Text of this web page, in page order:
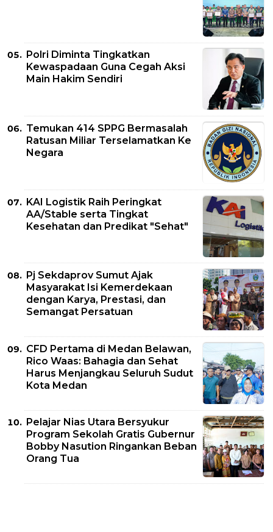
Polri Diminta Tingkatkan
Kewaspadaan Guna Cegah Aksi
Main Hakim Sendiri
Temukan 414 SPPG Bermasalah
Ratusan Miliar Terselamatkan Ke
Negara
KAI Logistik Raih Peringkat
AA/Stable serta Tingkat
Kesehatan dan Predikat "Sehat"
Pj Sekdaprov Sumut Ajak
Masyarakat Isi Kemerdekaan
dengan Karya, Prestasi, dan
Semangat Persatuan
CFD Pertama di Medan Belawan,
Rico Waas: Bahagia dan Sehat
Harus Menjangkau Seluruh Sudut
Kota Medan
Pelajar Nias Utara Bersyukur
Program Sekolah Gratis Gubernur
Bobby Nasution Ringankan Beban
Orang Tua